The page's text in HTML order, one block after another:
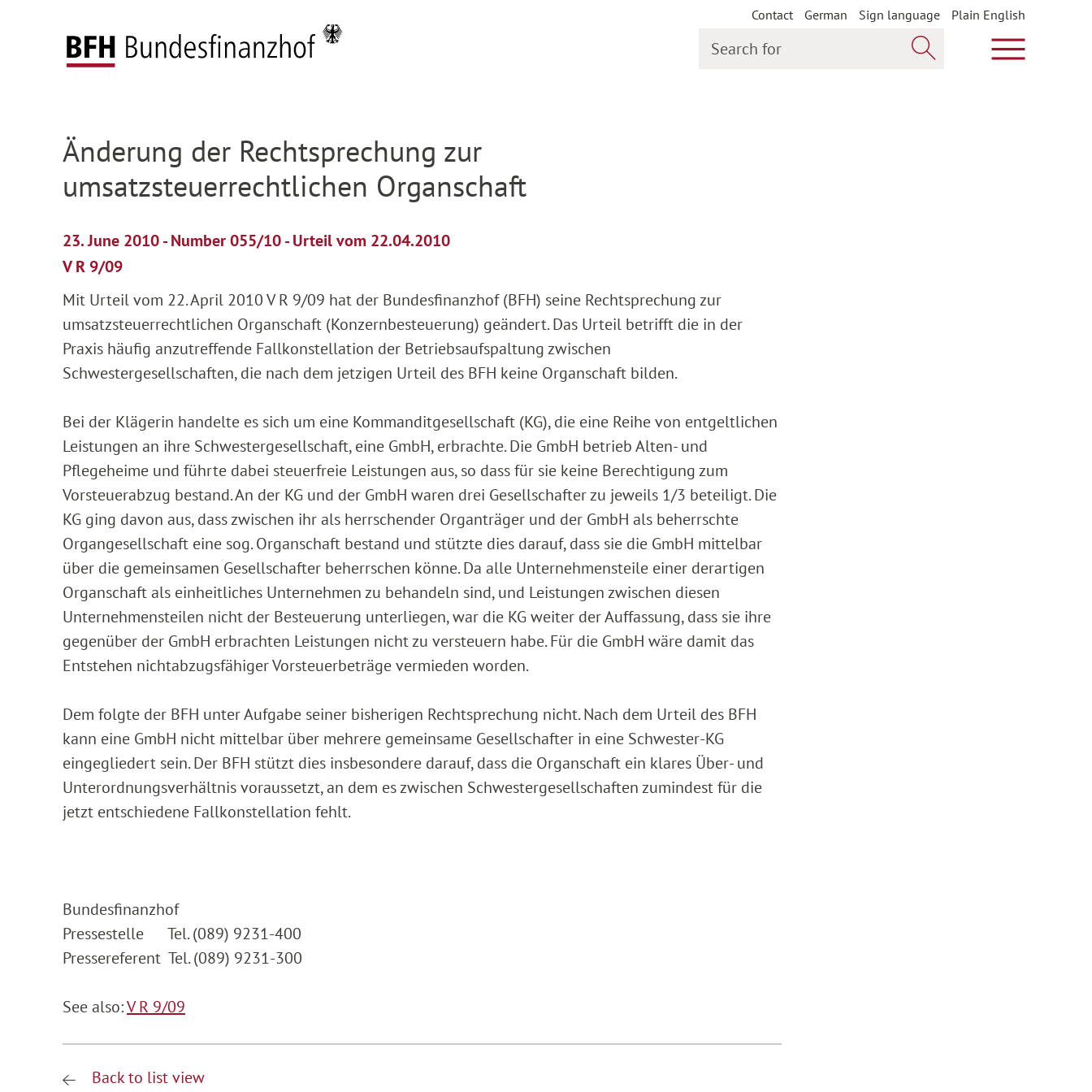
Contact German Sign language
Plain English
Show main
Federal Fiscal Court
Änderung der Rechtsprechung zur
umsatzsteuerrechtlichen Organschaft
23. June 2010 - Number 055/10 - Urteil vom 22.04.2010
V R 9/09
Mit Urteil vom 22. April 2010 V R 9/09 hat der Bundesfinanzhof (BFH) seine Rechtsprechung zur
umsatzsteuerrechtlichen Organschaft (Konzernbesteuerung) geändert. Das Urteil betrifft die in der
Praxis häufig anzutreffende Fallkonstellation der Betriebsaufspaltung zwischen
Schwestergesellschaften, die nach dem jetzigen Urteil des BFH keine Organschaft bilden.
Bei der Klägerin handelte es sich um eine Kommanditgesellschaft (KG), die eine Reihe von entgeltlichen
Leistungen an ihre Schwestergesellschaft, eine GmbH, erbrachte. Die GmbH betrieb Alten- und
Pflegeheime und führte dabei steuerfreie Leistungen aus, so dass für sie keine Berechtigung zum
Vorsteuerabzug bestand. An der KG und der GmbH waren drei Gesellschafter zu jeweils 1/3 beteiligt. Die
KG ging davon aus, dass zwischen ihr als herrschender Organträger und der GmbH als beherrschte
Organgesellschaft eine sog. Organschaft bestand und stützte dies darauf, dass sie die GmbH mittelbar
über die gemeinsamen Gesellschafter beherrschen könne. Da alle Unternehmensteile einer derartigen
Organschaft als einheitliches Unternehmen zu behandeln sind, und Leistungen zwischen diesen
Unternehmensteilen nicht der Besteuerung unterliegen, war die KG weiter der Auffassung, dass sie ihre
gegenüber der GmbH erbrachten Leistungen nicht zu versteuern habe. Für die GmbH wäre damit das
Entstehen nichtabzugsfähiger Vorsteuerbeträge vermieden worden.
Dem folgte der BFH unter Aufgabe seiner bisherigen Rechtsprechung nicht. Nach dem Urteil des BFH
kann eine GmbH nicht mittelbar über mehrere gemeinsame Gesellschafter in eine Schwester-KG
eingegliedert sein. Der BFH stützt dies insbesondere darauf, dass die Organschaft ein klares Über- und
Unterordnungsverhältnis voraussetzt, an dem es zwischen Schwestergesellschaften zumindest für die
jetzt entschiedene Fallkonstellation fehlt.
Bundesfinanzhof
Pressestelle Tel. (089) 9231-400
Pressereferent Tel. (089) 9231-300
See also:V R 9/09
Back to list view